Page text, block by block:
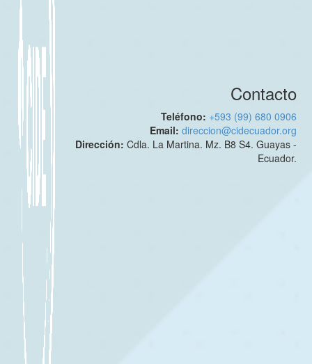
Contacto
Teléfono: +593 (99) 680 0906
Email:direccion@cidecuador.org
Dirección:Cdla. La Martina. Mz. B8 S4. Guayas -
Ecuador.